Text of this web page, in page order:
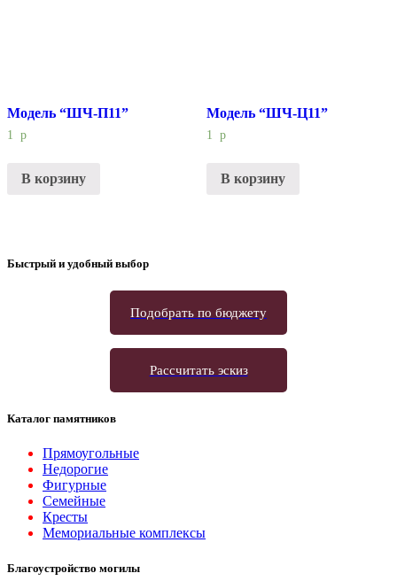
Модель “ШЧ-П11”
1 р
В корзину
Модель “ШЧ-Ц11”
1 р
В корзину
Быстрый и удобный выбор
Подобрать по бюджету
Рассчитать эскиз
Каталог памятников
Прямоугольные
Недорогие
Фигурные
Семейные
Кресты
Мемориальные комплексы
Благоустройство могилы